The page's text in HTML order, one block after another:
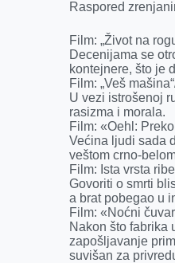
Raspored
Film: „Život na
Decenijama se
kontejnere, što je
Film: „Veš
U vezi istrošenoj
rasizma i morala.
Film: «Oehl:
Većina ljudi sada
veštom crno-
Film: Ista vrsta
Govoriti o smrti
a brat pobegao u
Film: «Noćni
Nakon što fabrika
zapošljavanje
suvišan za